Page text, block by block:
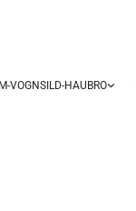
VOGNSILD-HAUBRO